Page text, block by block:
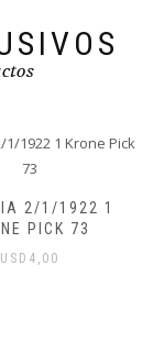
2/1/1922 1
PICK 73
USD 4,00